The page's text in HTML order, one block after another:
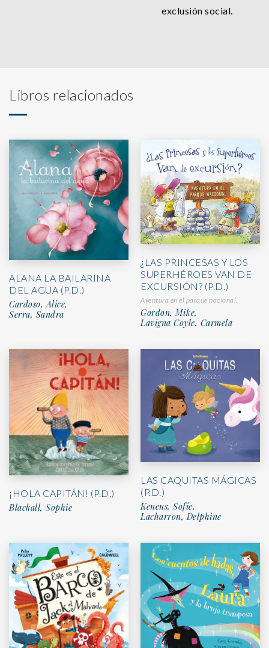
exclusión social.
Libros relacionados
ALANA LA BAILARINA
DEL AGUA (P.D.)
Cardoso, Alice,
Serra, Sandra
¿LAS PRINCESAS Y LOS
SUPERHÉROES VAN DE
EXCURSIÓN? (P.D.)
Aventura en el parque nacional.
Gordon, Mike,
Lavigna Coyle, Carmela
¡HOLA CAPITÁN! (P.D.)
Blackall, Sophie
LAS CAQUITAS MÁGICAS
(P.D.)
Kenens, Sofie,
Lacharron, Delphine